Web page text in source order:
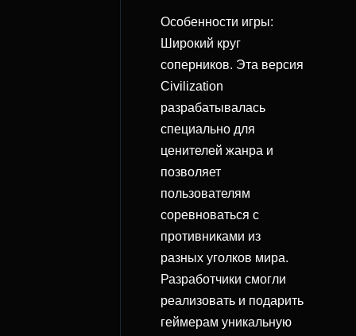
Особенности игры:
Широкий круг
соперников. Эта версия
Civilization
разрабатывалась
специально для
ценителей жанра и
позволяет
пользователям
соревноваться с
противниками из
разных уголков мира.
Разработчики смогли
реализовать и подарить
геймерам уникальную